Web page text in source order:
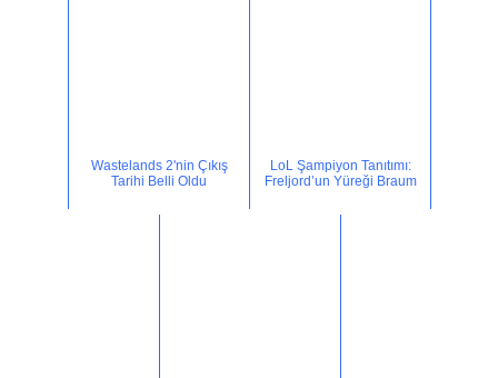
Wastelands 2'nin Çıkış
Tarihi Belli Oldu
LoL Şampiyon Tanıtımı:
Freljord’un Yüreği Braum